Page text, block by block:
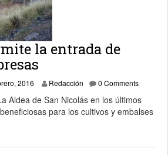
la entrada de
2016 20 febrero, 2016
Redacción 0 Comments
Aldea de San Nicolás en los últimos
para los cultivos y embalses